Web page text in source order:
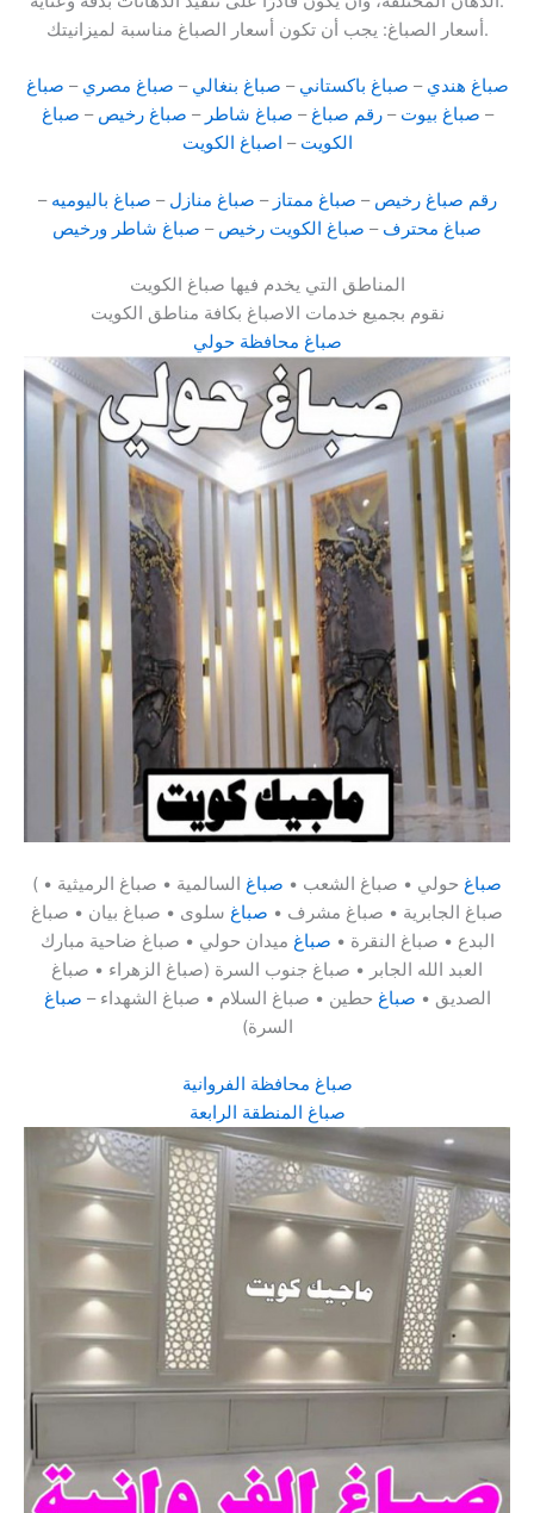
أسعار الصباغ: يجب أن تكون أسعار الصباغ مناسبة لميزانيتك.
صباغ هندي – صباغ باكستاني – صباغ بنغالي – صباغ مصري – صباغ
– صباغ بيوت –رقم صباغ – صباغ شاطر – صباغ رخيص – صباغ
الكويت – اصباغ الكويت
رقم صباغ رخيص – صباغ ممتاز – صباغ منازل – صباغ باليوميه –
صباغ محترف – صباغ الكويت رخيص – صباغ شاطر ورخيص
المناطق التي يخدم فيها صباغ الكويت
نقوم بجميع خدمات الاصباغ بكافة مناطق الكويت
صباغ محافظة حولي
( صباغ حولي • صباغ الشعب • صباغ السالمية • صباغ الرميثية •
صباغ الجابرية • صباغ مشرف • صباغ سلوى • صباغ بيان • صباغ
البدع • صباغ النقرة • صباغ ميدان حولي • صباغ ضاحية مبارك
العبد الله الجابر • صباغ جنوب السرة (صباغ الزهراء • صباغ
الصديق • صباغ حطين • صباغ السلام • صباغ الشهداء – صباغ
السرة)
صباغ محافظة الفروانية
صباغ المنطقة الرابعة